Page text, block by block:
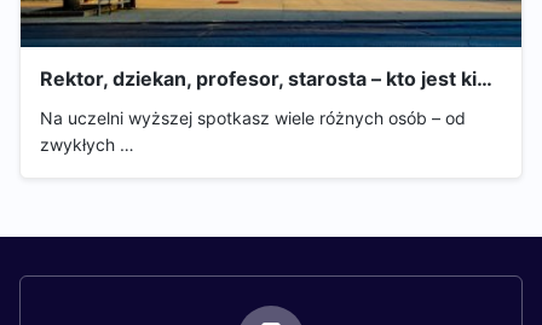
Rektor, dziekan, profesor, starosta – kto jest ki…
Na uczelni wyższej spotkasz wiele różnych osób – od
zwykłych …